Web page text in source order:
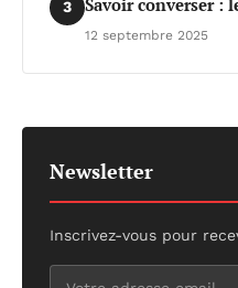
3
12 septembre 2025
Newsletter
Inscrivez-vous pour